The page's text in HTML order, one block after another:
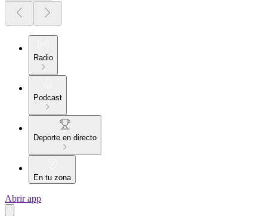
Radio
Podcast
Deporte en directo
En tu zona
Abrir app